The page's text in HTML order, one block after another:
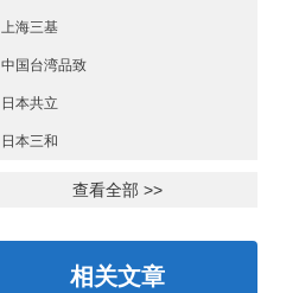
上海三基
中国台湾品致
日本共立
日本三和
查看全部 >>
相关文章